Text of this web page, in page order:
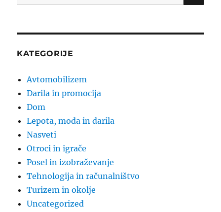
for:
KATEGORIJE
Avtomobilizem
Darila in promocija
Dom
Lepota, moda in darila
Nasveti
Otroci in igrače
Posel in izobraževanje
Tehnologija in računalništvo
Turizem in okolje
Uncategorized